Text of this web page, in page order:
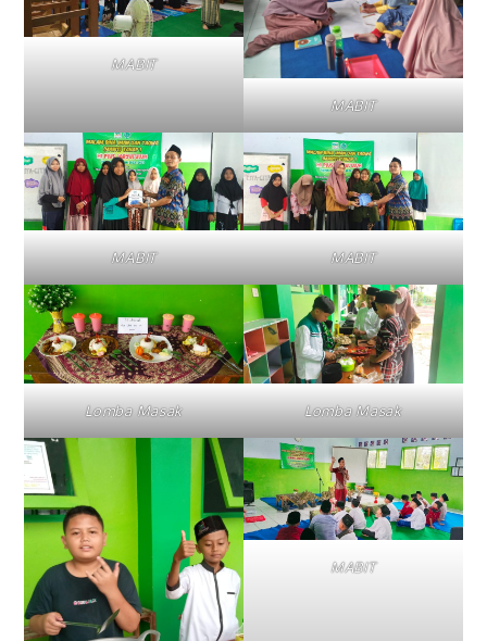
MABIT
MABIT
MABIT MABIT
Lomba Masak Lomba Masak
MABIT